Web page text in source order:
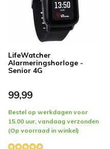
LifeWatcher
Alarmeringshorloge -
Senior 4G
99,99
Bestel op werkdagen voor
15.00 uur, vandaag verzonden
(Op voorraad in winkel)